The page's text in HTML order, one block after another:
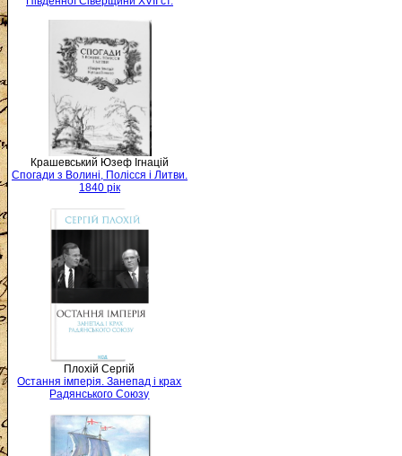
Крашевський Юзеф Ігнацій
Спогади з Волині, Полісся і Литви.
1840 рік
Плохій Сергій
Остання імперія. Занепад і крах
Радянського Союзу